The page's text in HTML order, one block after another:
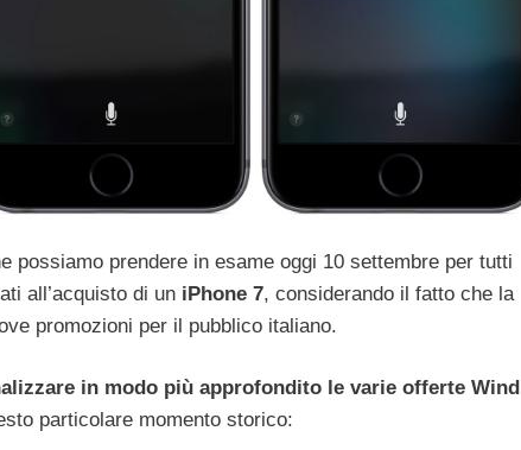
possiamo prendere in esame oggi 10 settembre per tutti
all’acquisto di un iPhone 7, considerando il fatto che la
promozioni per il pubblico italiano.
in modo più approfondito le varie offerte Wind
particolare momento storico: